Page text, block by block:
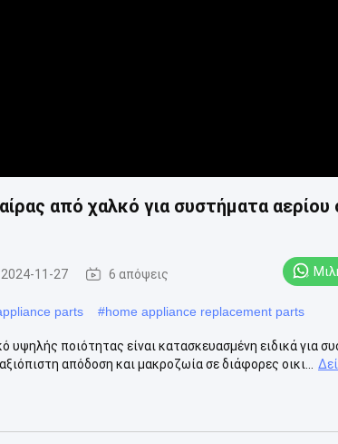
από χαλκό για συστήματα
2024-11-27 6 απόψεις
parts #home appliance replacement parts
ποιότητας είναι κατασκευασμένη ειδικά για
απόδοση και μακροζωία σε διάφορες οικι...